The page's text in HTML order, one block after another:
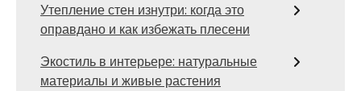
Утепление стен изнутри: когда это
оправдано и как избежать плесени
Экостиль в интерьере: натуральные
материалы и живые растения